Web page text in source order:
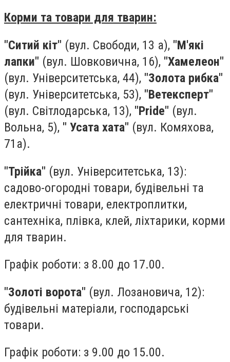
Корми та товари для тварин:
"Ситий кіт" (вул. Свободи, 13 а), "М'які
лапки" (вул. Шовковична, 16), "Хамелеон"
(вул. Університетська, 44), "Золота рибка"
(вул. Університетська, 53), "Ветексперт"
(вул. Світлодарська, 13), "Pride" (вул.
Вольна, 5), " Усата хата" (вул. Комяхова,
71а).
"Трійка" (вул. Університетська, 13):
садово-огородні товари, будівельні та
електричні товари, електроплитки,
сантехніка, плівка, клей, ліхтарики, корми
для тварин.
Графік роботи: з 8.00 до 17.00.
"Золоті ворота" (вул. Лозановича, 12):
будівельні матеріали, господарські
товари.
Графік роботи: з 9.00 до 15.00.